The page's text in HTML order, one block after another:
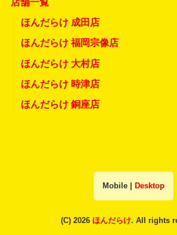
ほんだらけ 成田店
ほんだらけ 福岡宗像店
ほんだらけ 大村店
ほんだらけ 時津店
ほんだらけ 銅座店
Mobile | Desktop
(C) 2026 ほんだらけ. All rights